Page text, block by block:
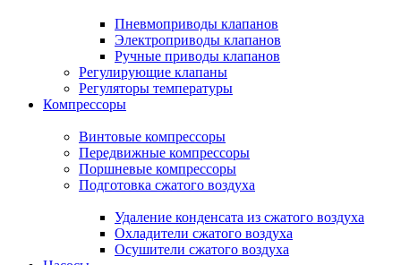
Пневмоприводы клапанов
Электроприводы клапанов
Ручные приводы клапанов
Регулирующие клапаны
Регуляторы температуры
Компрессоры
Винтовые компрессоры
Передвижные компрессоры
Поршневые компрессоры
Подготовка сжатого воздуха
Удаление конденсата из сжатого воздуха
Охладители сжатого воздуха
Осушители сжатого воздуха